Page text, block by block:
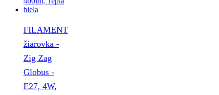
FILAMENT
žiarovka -
Zig Zag
Globus -
E27, 4W,